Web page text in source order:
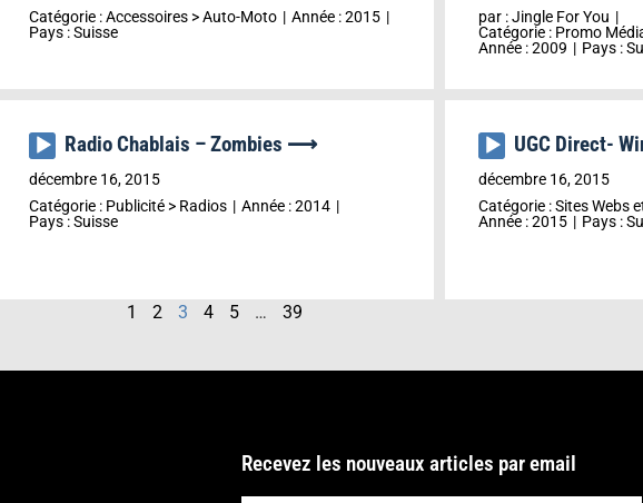
Catégorie :Accessoires >Auto-Moto Année :2015
Pays :Suisse
par :Jingle For You
Catégorie : Promo
Année :2009 Pays :
Lecteur
audio
Radio Chablais – Zombies ⟶
décembre 16, 2015
Catégorie : Publicité > Radios Année :2014
Pays :Suisse
Lecteur
audio
UGC Direct-
décembre 16, 2015
Catégorie :Sites Webs
Année :2015 Pays :
1 2 3 4 5 … 39
Recevez les nouveaux articles par email